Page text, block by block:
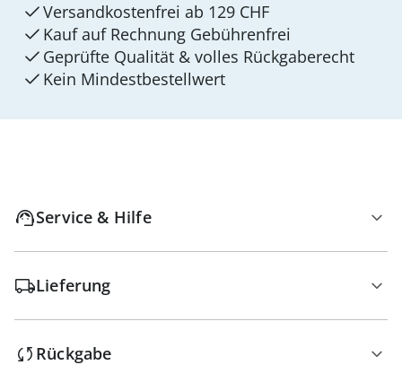
Versandkostenfrei ab 129 CHF
Kauf auf Rechnung Gebührenfrei
Geprüfte Qualität & volles Rückgaberecht
Kein Mindest­bestellwert
Service & Hilfe
Lieferung
Rückgabe